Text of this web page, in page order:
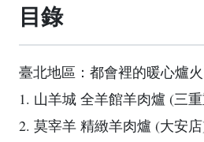
目錄
臺北地區：都會裡的暖心爐火
1. 山羊城 全羊館羊肉爐 (三
2. 莫宰羊 精緻羊肉爐 (大安